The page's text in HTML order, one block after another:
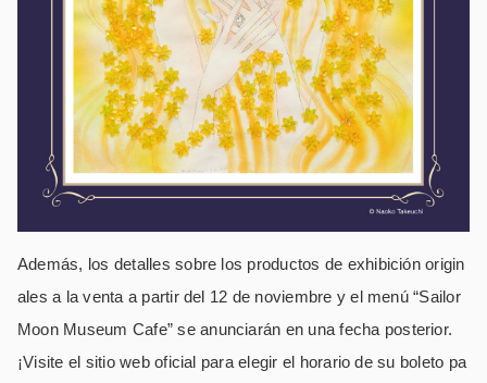
Además, los detalles sobre los productos de exhibición origin
ales a la venta a partir del 12 de noviembre y el menú “Sailor
Moon Museum Cafe” se anunciarán en una fecha posterior.
¡Visite el sitio web oficial para elegir el horario de su boleto pa